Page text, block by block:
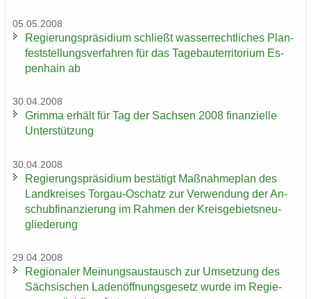
05.05.2008
Re­gie­rungs­prä­si­di­um schließt was­ser­recht­li­ches Plan­
fest­stel­lungs­ver­fah­ren für das Ta­ge­bau­ter­ri­to­ri­um Es­
pen­hain ab
30.04.2008
Grim­ma er­hält für Tag der Sach­sen 2008 fi­nan­zi­el­le
Un­ter­stüt­zung
30.04.2008
Re­gie­rungs­prä­si­di­um be­stä­tigt Maß­nah­me­plan des
Land­krei­ses Torgau-​Oschatz zur Ver­wen­dung der An­
schub­fi­nan­zie­rung im Rah­men der Kreis­ge­biets­neu­
glie­de­rung
29.04.2008
Re­gio­na­ler Mei­nungs­aus­tausch zur Um­set­zung des
Säch­si­schen La­den­öff­nungs­ge­setz wurde im Re­gie­